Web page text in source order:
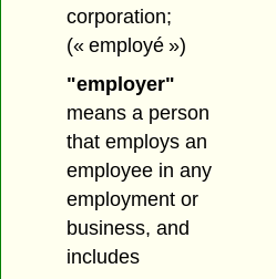
corporation;
(« employé »)
"employer"
means a person
that employs an
employee in any
employment or
business, and
includes